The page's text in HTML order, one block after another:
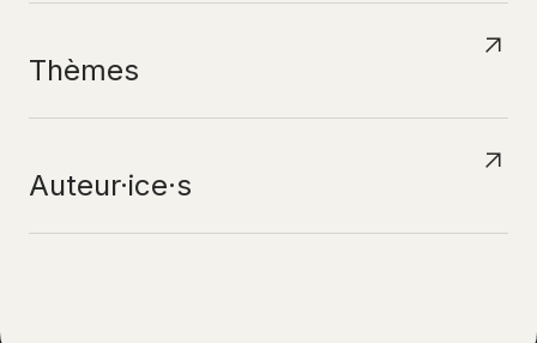
Thèmes
Auteur·ice·s